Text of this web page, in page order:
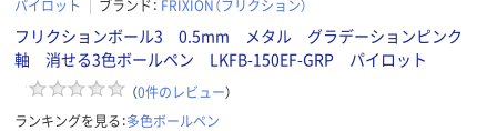
パイロット ブランド： FRIXION（フリクション）
フリクションボール3 0.5mm メタル グラデーションピンク
軸 消せる3色ボールペン LKFB-150EF-GRP パイロット
（0件のレビュー）
ランキングを見る：多色ボールペン